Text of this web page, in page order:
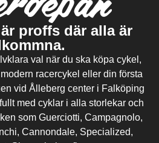
proffs där alla är
val när du ska köpa cykel,
racercykel eller din första
vid Ålleberg center i Falköping
med cyklar i alla storlekar och
som Guerciotti, Campagnolo,
Cannondale, Specialized,